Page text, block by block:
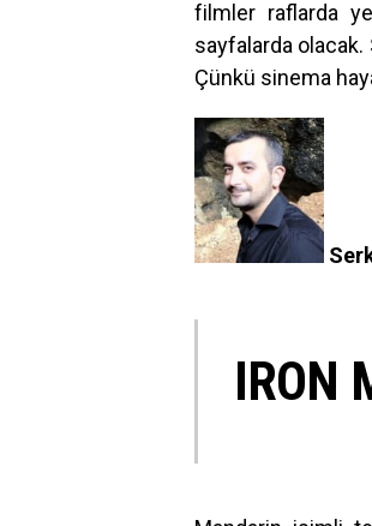
filmler raflarda
sayfalarda olacak.
Çünkü sinema
IRON